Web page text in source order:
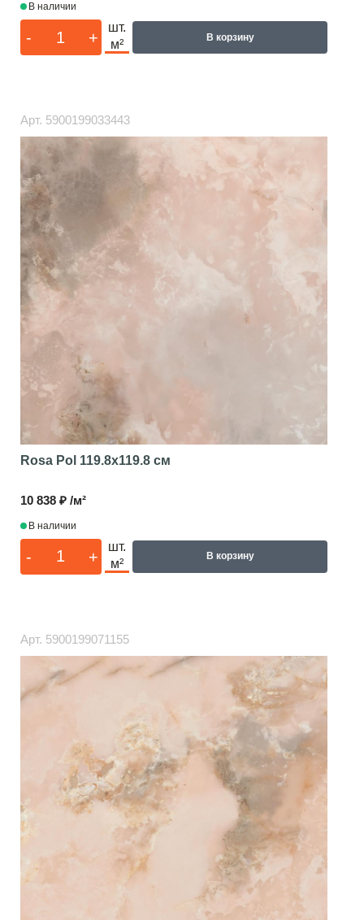
В наличии
- +
шт.
м²
В корзину
Арт. 5900199033443
Rosa Pol 119.8x119.8 см
10 838 ₽ /м²
В наличии
- +
шт.
м²
В корзину
Арт. 5900199071155